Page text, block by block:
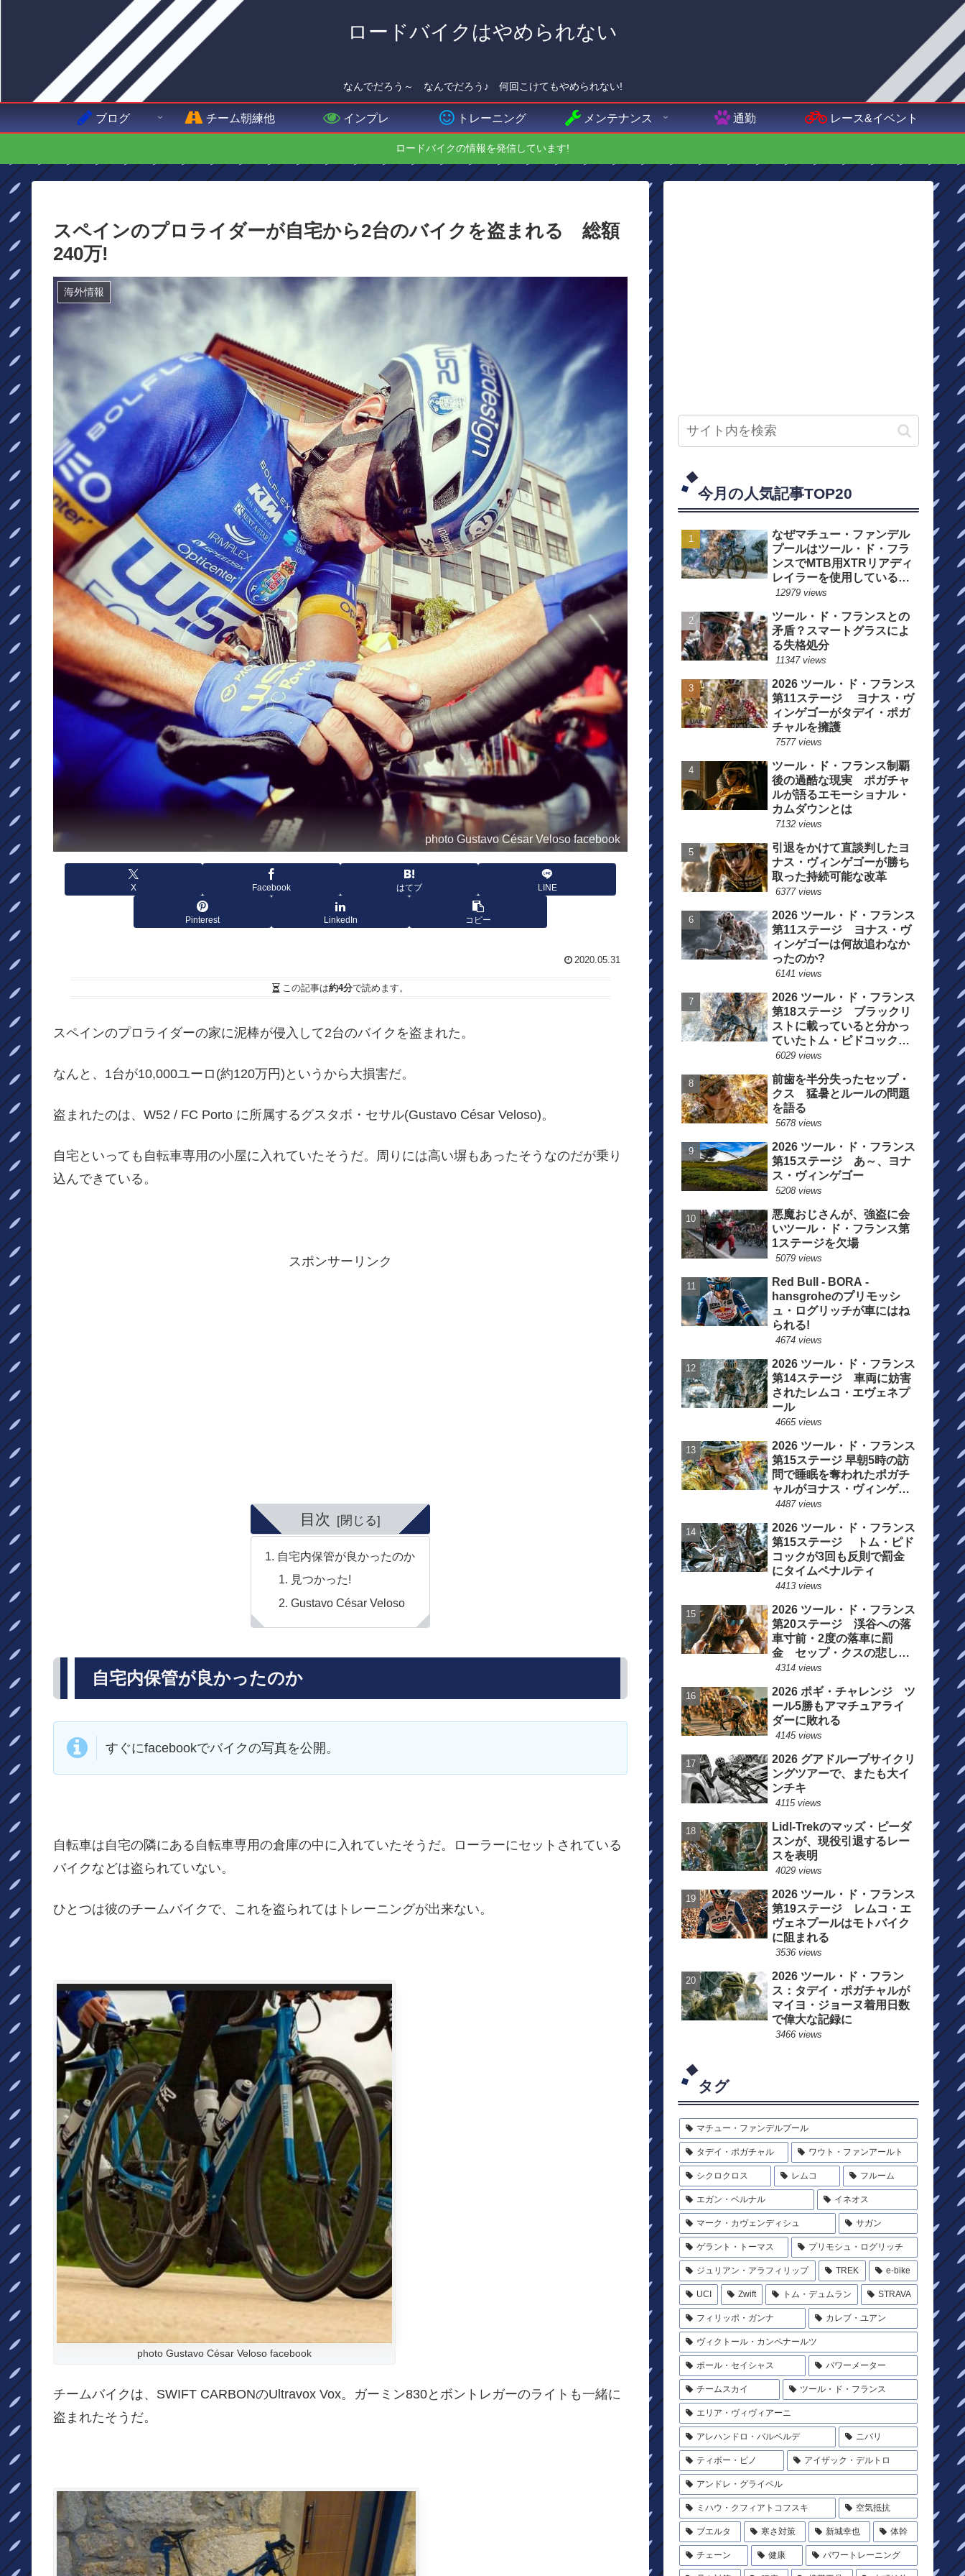
ロードバイクはやめられない
なんでだろう～ なんでだろう♪ 何回こけてもやめられない!
ブログ チーム朝練他 インプレ トレーニング メンテナンス 通勤 レース&イベント
ロードバイクの情報を発信しています!
スペインのプロライダーが自宅から2台のバイクを盗まれる 総額
240万!
海外情報
photo Gustavo César Veloso facebook
X Facebook はてブ LINE
Pinterest LinkedIn コピー
2020.05.31
この記事は約4分で読めます。
スペインのプロライダーの家に泥棒が侵入して2台のバイクを盗まれた。
なんと、1台が10,000ユーロ(約120万円)というから大損害だ。
盗まれたのは、W52 / FC Porto に所属するグスタボ・セサル(Gustavo César Veloso)。
自宅といっても自転車専用の小屋に入れていたそうだ。周りには高い塀もあったそうなのだが乗り
込んできている。
スポンサーリンク
目次
自宅内保管が良かったのか
見つかった!
Gustavo César Veloso
自宅内保管が良かったのか
すぐにfacebookでバイクの写真を公開。
自転車は自宅の隣にある自転車専用の倉庫の中に入れていたそうだ。ローラーにセットされている
バイクなどは盗られていない。
ひとつは彼のチームバイクで、これを盗られてはトレーニングが出来ない。
photo Gustavo César Veloso facebook
チームバイクは、SWIFT CARBONのUltravox Vox。ガーミン830とボントレガーのライトも一緒に
盗まれたそうだ。
今月の人気記事TOP20
なぜマチュー・ファンデル
プールはツール・ド・フラ
ンスでMTB用XTRリアディ
レイラーを使用しているの
か？
12979 views
ツール・ド・フランスとの
矛盾？スマートグラスによ
る失格処分
11347 views
2026 ツール・ド・フランス
第11ステージ ヨナス・ヴ
ィンゲゴーがタデイ・ポガ
チャルを擁護
7577 views
ツール・ド・フランス制覇
後の過酷な現実 ポガチャ
ルが語るエモーショナル・
カムダウンとは
7132 views
引退をかけて直談判したヨ
ナス・ヴィンゲゴーが勝ち
取った持続可能な改革
6377 views
2026 ツール・ド・フランス
第11ステージ ヨナス・ヴ
ィンゲゴーは何故追わなか
ったのか?
6141 views
2026 ツール・ド・フランス
第18ステージ ブラックリ
ストに載っていると分かっ
ていたトム・ピドコックは
総合順位死守に
6029 views
前歯を半分失ったセップ・
クス 猛暑とルールの問題
を語る
5678 views
2026 ツール・ド・フランス
第15ステージ あ～、ヨナ
ス・ヴィンゲゴー
5208 views
悪魔おじさんが、強盗に会
いツール・ド・フランス第
1ステージを欠場
5079 views
Red Bull - BORA -
hansgroheのプリモッシ
ュ・ログリッチが車にはね
られる!
4674 views
2026 ツール・ド・フランス
第14ステージ 車両に妨害
されたレムコ・エヴェネプ
ール
4665 views
2026 ツール・ド・フランス
第15ステージ 早朝5時の訪
問で睡眠を奪われたポガチ
ャルがヨナス・ヴィンゲゴ
ーの離脱を惜しむ
4487 views
2026 ツール・ド・フランス
第15ステージ トム・ピド
コックが3回も反則で罰金
にタイムペナルティ
4413 views
2026 ツール・ド・フランス
第20ステージ 渓谷への落
車寸前・2度の落車に罰
金 セップ・クスの悲しい
一日
4314 views
2026 ポギ・チャレンジ ツ
ール5勝もアマチュアライ
ダーに敗れる
4145 views
2026 グアドループサイクリ
ングツアーで、またも大イ
ンチキ
4115 views
Lidl-Trekのマッズ・ピーダ
スンが、現役引退するレー
スを表明
4029 views
2026 ツール・ド・フランス
第19ステージ レムコ・エ
ヴェネプールはモトバイク
に阻まれる
3536 views
2026 ツール・ド・フラン
ス：タデイ・ポガチャルが
マイヨ・ジョーヌ着用日数
で偉大な記録に
3466 views
タグ
マチュー・ファンデルプール
タデイ・ポガチャル ワウト・ファンアールト
シクロクロス レムコ フルーム
エガン・ベルナル イネオス
マーク・カヴェンディシュ サガン
ゲラント・トーマス プリモシュ・ログリッチ
ジュリアン・アラフィリップ TREK e-bike
UCI Zwift トム・デュムラン STRAVA
フィリッポ・ガンナ カレブ・ユアン
ヴィクトール・カンペナールツ
ポール・セイシャス パワーメーター
チームスカイ ツール・ド・フランス
エリア・ヴィヴィアーニ
アレハンドロ・バルベルデ ニバリ
ティボー・ピノ アイザック・デルトロ
アンドレ・グライペル
ミハウ・クフィアトコフスキ 空気抵抗
ブエルタ 寒さ対策 新城幸也 体幹
チェーン 健康 パワートレーニング